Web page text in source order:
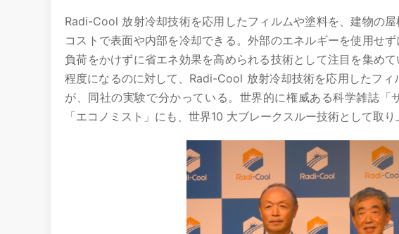
Radi-Cool 放射冷却技術を応用したフィルムや塗料を、建物の
コストで表面や内部を冷却できる。外部のエネルギーを使用せ
負荷をかけずに省エネ効果を高められる技術として注目を集め
程度になるのに対して、Radi-Cool 放射冷却技術を応用したフ
が、同社の実験で分かっている。世界的に権威ある科学雑誌
「エコノミスト」にも、世界10 大ブレークスルー技術として取